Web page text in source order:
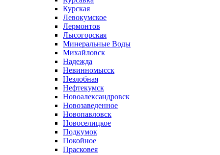
Курская
Левокумское
Лермонтов
Лысогорская
Минеральные Воды
Михайловск
Надежда
Невинномысск
Незлобная
Нефтекумск
Новоалександровск
Новозаведенное
Новопавловск
Новоселицкое
Подкумок
Покойное
Прасковея